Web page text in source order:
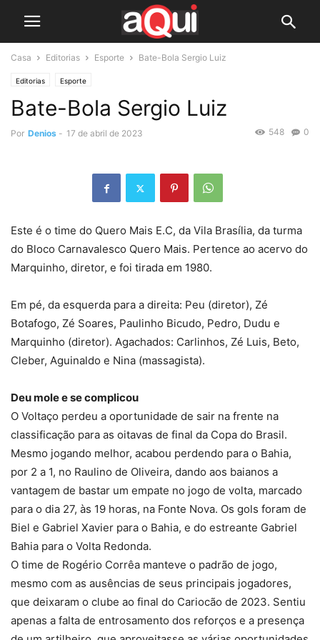
Casa Editorias Esporte Bate-Bola Sergio Luiz
Editorias Esporte
Bate-Bola Sergio Luiz
Por Denios - 17 de abril de 2023 0
548
Este é o time do Quero Mais E.C, da Vila Brasília, da turma
do Bloco Carnavalesco Quero Mais. Pertence ao acervo do
Marquinho, diretor, e foi tirada em 1980.
Em pé, da esquerda para a direita: Peu (diretor), Zé
Botafogo, Zé Soares, Paulinho Bicudo, Pedro, Dudu e
Marquinho (diretor). Agachados: Carlinhos, Zé Luis, Beto,
Cleber, Aguinaldo e Nina (massagista).
Deu mole e se complicou
O Voltaço perdeu a oportunidade de sair na frente na
classificação para as oitavas de final da Copa do Brasil.
Mesmo jogando melhor, acabou perdendo para o Bahia,
por 2 a 1, no Raulino de Oliveira, dando aos baianos a
vantagem de bastar um empate no jogo de volta, marcado
para o dia 27, às 19 horas, na Fonte Nova. Os gols foram de
Biel e Gabriel Xavier para o Bahia, e do estreante Gabriel
Bahia para o Volta Redonda.
O time de Rogério Corrêa manteve o padrão de jogo,
mesmo com as ausências de seus principais jogadores,
que deixaram o clube ao final do Cariocão de 2023. Sentiu
apenas a falta de entrosamento dos reforços e a presença